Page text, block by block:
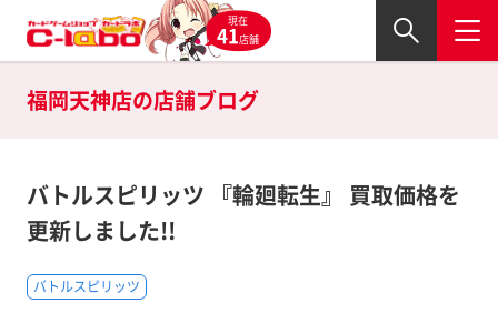
現在
41店舗
福岡天神店の店舗ブログ
バトルスピリッツ 『輪廻転生』 買取価格を
更新しました!!
バトルスピリッツ